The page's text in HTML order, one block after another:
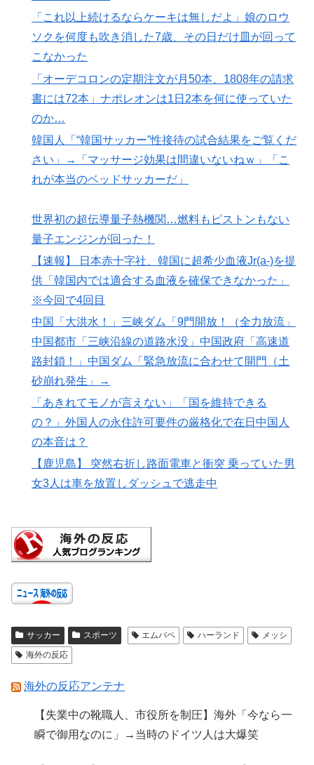
「これ以上続けるならケーキは無しだよ」娘のロウ
ソクを何度も吹き消した7歳、その日だけ皿が回って
こなかった
「オーデコロンの定期注文が月50本、1808年の請求
書には72本」ナポレオンは1日2本を何に使っていた
のか…
韓国人「“韓国サッカー”性接待の試合結果をご覧くだ
さい」→「マッサージ効果は間違いないねｗ」「こ
れが本当のベッドサッカーだ」
世界初の超伝導量子熱機関…燃料もピストンもない
量子エンジンが回った！
【速報】 日本赤十字社、韓国に超希少血液Jr(a-)を提
供「韓国内では適合する血液を確保できなかった」
※今回で4回目
中国「大洪水！」三峡ダム「9門開放！（全力放流」
中国都市「三峡沿線の道路水没」中国政府「高速道
路封鎖！」中国ダム「緊急放流に合わせて開門（土
砂崩れ発生」→
「あきれてモノが言えない」「国を維持できる
の？」外国人の永住許可要件の厳格化で在日中国人
の本音は？
【鹿児島】 突然右折し路面電車と衝突 乗っていた男
女3人は車を放置しダッシュで逃走中
サッカー スポーツ エムバペ ハーランド
メッシ
海外の反応
海外の反応アンテナ
【失業中の靴職人、市役所を制圧】海外「今なら一
瞬で御用なのに」→当時のドイツ人は大爆笑